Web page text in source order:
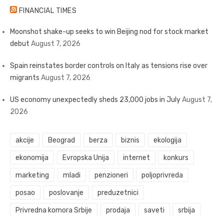
FINANCIAL TIMES
Moonshot shake-up seeks to win Beijing nod for stock market
debut August 7, 2026
Spain reinstates border controls on Italy as tensions rise over
migrants August 7, 2026
US economy unexpectedly sheds 23,000 jobs in JulyAugust 7,
2026
akcije Beograd berza biznis ekologija
ekonomija Evropska Unija internet konkurs
marketing mladi penzioneri poljoprivreda
posao poslovanje preduzetnici
Privredna komora Srbije prodaja saveti srbija